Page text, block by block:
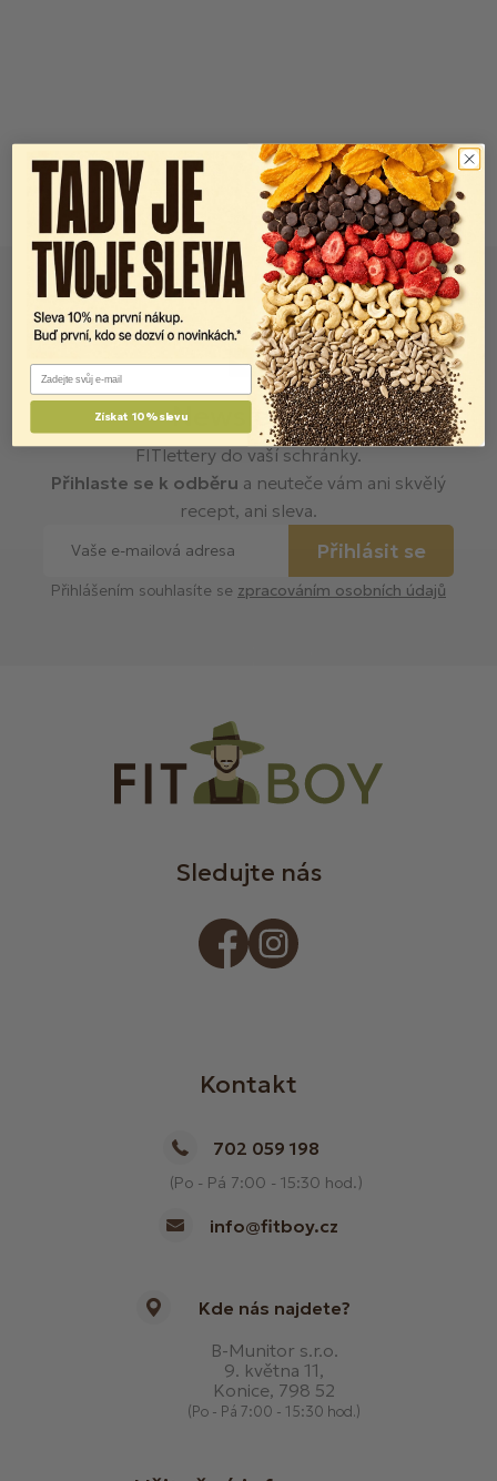
Newsletter
FITlettery do vaší schránky.
Přihlaste se k odběru a neuteče vám ani skvělý
recept, ani sleva.
Přihlásit se
Přihlášením souhlasíte se zpracováním osobních údajů
Sledujte nás
Kontakt
702 059 198
(Po - Pá 7:00 - 15:30 hod.)
info@fitboy.cz
Kde nás najdete?
B-Munitor s.r.o.
9. května 11,
Konice, 798 52
(Po - Pá 7:00 - 15:30 hod.)
Email
Získat 10% slevu